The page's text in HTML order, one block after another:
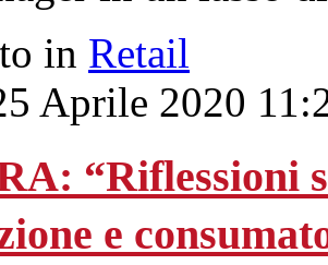
in Retail
Aprile 2020
“Riflessioni
e